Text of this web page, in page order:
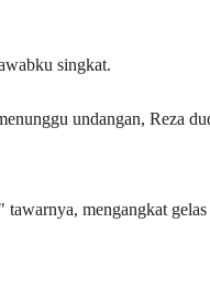
singkat.
undangan, Reza
mengangkat gelas